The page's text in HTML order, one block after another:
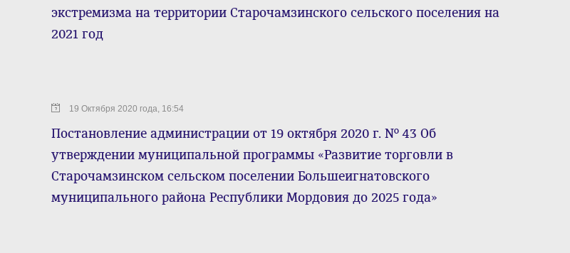
экстремизма на территории Старочамзинского сельского поселения на
2021 год
19 Октября 2020 года, 16:54
Постановление администрации от 19 октября 2020 г. № 43 Об
утверждении муниципальной программы «Развитие торговли в
Старочамзинском сельском поселении Большеигнатовского
муниципального района Республики Мордовия до 2025 года»